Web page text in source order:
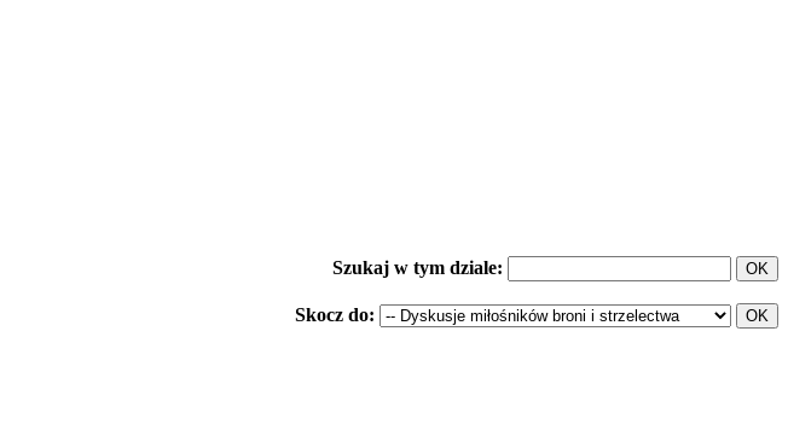
Szukaj w tym dziale:
Skocz do: